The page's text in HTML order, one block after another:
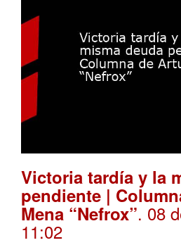
Victoria tardía y la
pendiente |
Mena “Nefrox”. 08
11:02